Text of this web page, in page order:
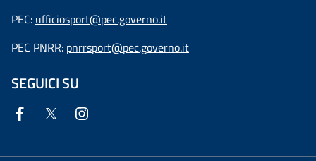
PEC: ufficiosport@pec.governo.it
PEC PNRR: pnrrsport@pec.governo.it
SEGUICI SU